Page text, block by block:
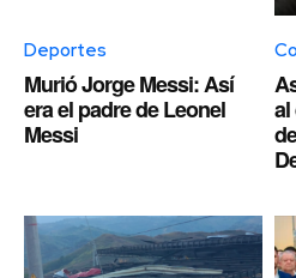
Deportes
Murió Jorge Messi: Así
era el padre de Leonel
Messi